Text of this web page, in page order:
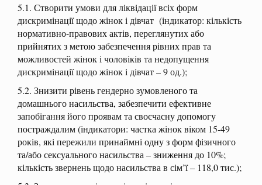
5.1. Створити умови для ліквідації всіх форм
дискримінації щодо жінок і дівчат (індикатор: кількість
нормативно-правових актів, переглянутих або
прийнятих з метою забезпечення рівних прав та
можливостей жінок і чоловіків та недопущення
дискримінації щодо жінок і дівчат – 9 од.);
5.2. Знизити рівень гендерно зумовленого та
домашнього насильства, забезпечити ефективне
запобігання його проявам та своєчасну допомогу
постраждалим (індикатори: частка жінок віком 15-49
років, які пережили принаймні одну з форм фізичного
та/або сексуального насильства – зниження до 10%;
кількість звернень щодо насильства в сім’ї – 118,0 тис.);